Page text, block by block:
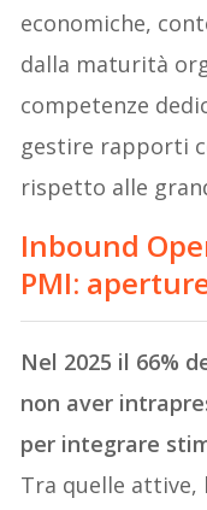
economiche,
dalla maturità
competenze
gestire rapporti
rispetto alle
Inbound
PMI:
Nel 2025 il 66%
non aver
per integrare
Tra quelle attive,